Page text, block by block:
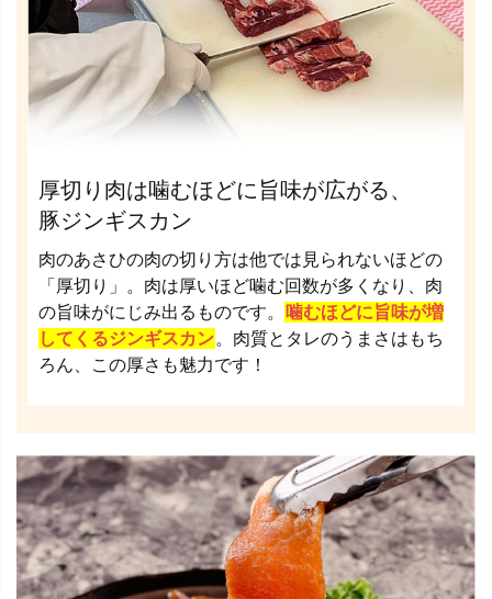
厚切り肉は噛むほどに旨味が広がる、
豚ジンギスカン
肉のあさひの肉の切り方は他では見られないほどの
「厚切り」。肉は厚いほど噛む回数が多くなり、肉
の旨味がにじみ出るものです。
噛むほどに旨味が増
してくるジンギスカン。肉質とタレのうまさはもち
ろん、この厚さも魅力です！